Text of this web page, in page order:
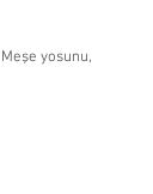
yosunu,